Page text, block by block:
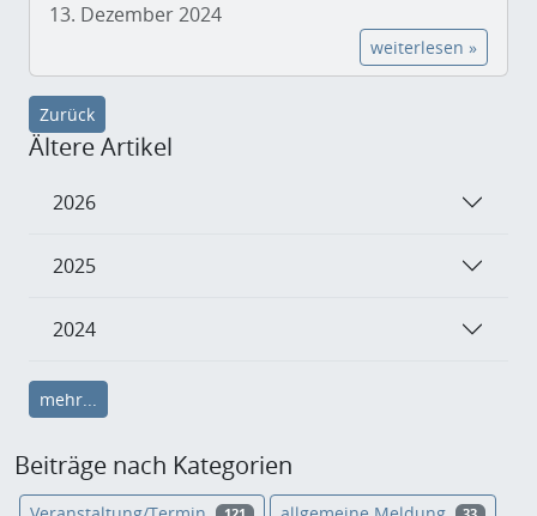
13. Dezember 2024
weiterlesen »
Zurück
Ältere Artikel
2026
2025
2024
mehr...
Beiträge nach Kategorien